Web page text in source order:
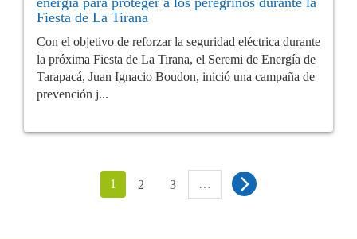
Fiesta de La Tirana
Con el objetivo de reforzar la seguridad eléctrica durante
la próxima Fiesta de La Tirana, el Seremi de Energía de
Tarapacá, Juan Ignacio Boudon, inició una campaña de
prevención j...
1 2 3 …